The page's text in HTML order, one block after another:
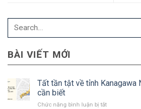
BÀI VIẾT MỚI
Tất tần tật về tỉnh Kanagawa
cần biết
Chức năng bình luận bị tắtở